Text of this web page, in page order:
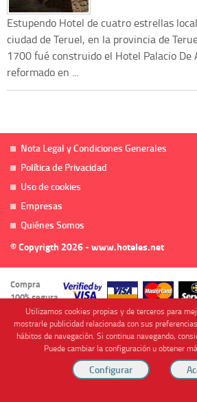
Estupendo Hotel de cuatro estrellas
ciudad de Teruel, en la provincia de
1700 fué construido el Hotel Palacio De
reformado en ...
Nota Legal y Condiciones Generales
Política de Privacidad
Uso de cookies
Empresas
Quiénes Somos
© Copyrigth 2026 - www.hoteles.net
Compra
100% segura
Cofinanciado por
Utilizamos cookies propias y de terceros para
mostrarle publicidad relacionada con sus
hábitos de navegación. Si continua navegando,
Puede cambiar la configuración u obtener